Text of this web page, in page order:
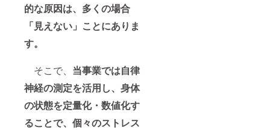
的な原因は、多くの場合
「見えない」ことにありま
す。
そこで、 当事業では自律
神経の測定を活用し、身体
の状態を定量化・数値化す
ることで、個々のストレス